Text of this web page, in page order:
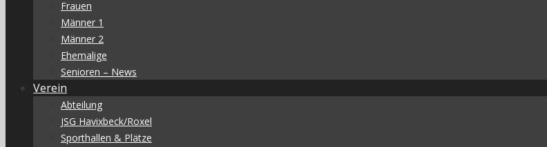
Frauen
Männer 1
Männer 2
Ehemalige
Senioren – News
Verein
Abteilung
JSG Havixbeck/Roxel
Sporthallen & Plätze